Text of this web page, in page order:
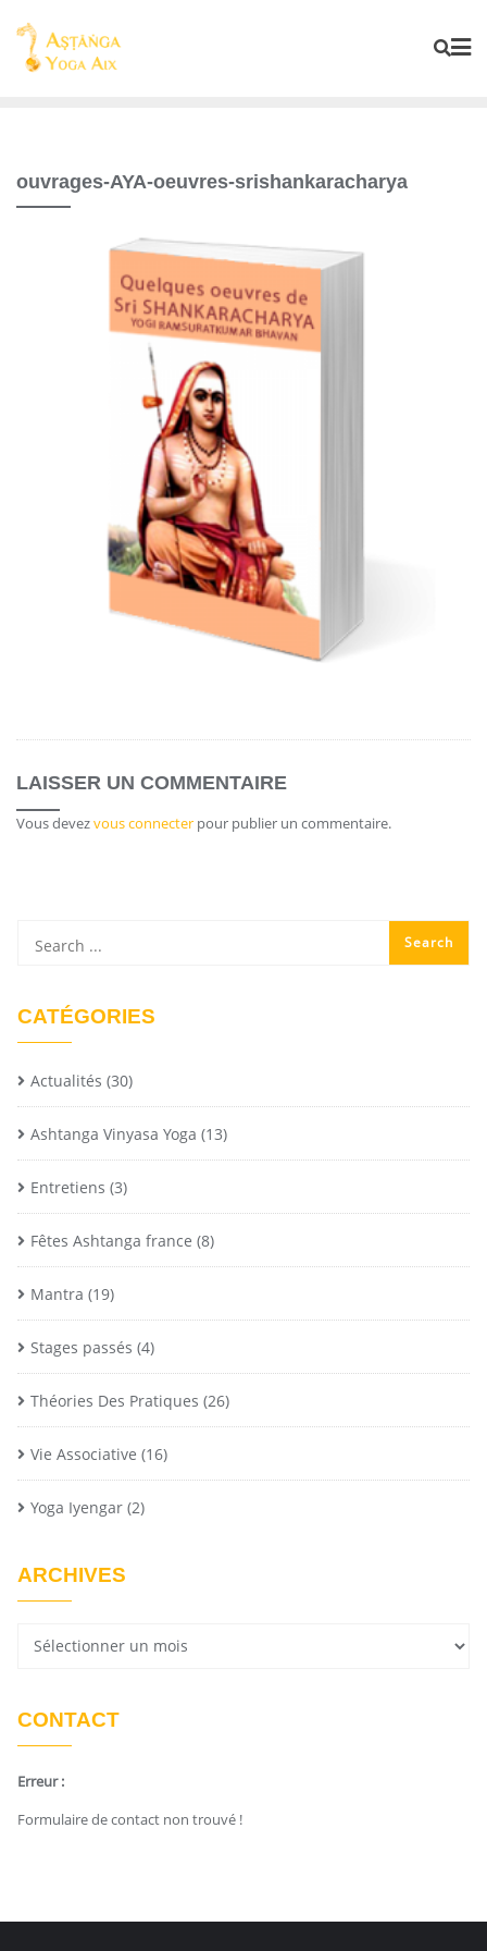
ouvrages-AYA-oeuvres-srishankaracharya
LAISSER UN COMMENTAIRE
Vous devezvous connecter pour publier un commentaire.
CATÉGORIES
Actualités (30)
Ashtanga Vinyasa Yoga (13)
Entretiens (3)
Fêtes Ashtanga france (8)
Mantra (19)
Stages passés (4)
Théories Des Pratiques (26)
Vie Associative (16)
Yoga Iyengar (2)
ARCHIVES
CONTACT
Erreur :
Formulaire de contact non trouvé !